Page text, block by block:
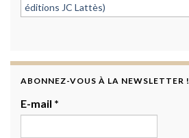
éditions JC Lattès)
ABONNEZ-VOUS À LA NEWSLETTER !
E-mail *